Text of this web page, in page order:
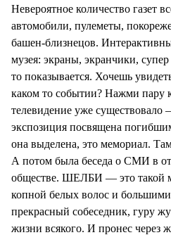
Невероятное количество газет
автомобили, пулеметы,
башен-близнецов.
музея: экраны, экранчики,
то показывается. Хочешь
каком то событии? Нажми пару
телевидение уже существовало
экспозиция посвящена
она выделена, это мемориал.
А потом была беседа о СМИ в
обществе. ШЕЛБИ — это такой
копной белых волос и
прекрасный собеседник, гуру
жизни всякого. И пронес через